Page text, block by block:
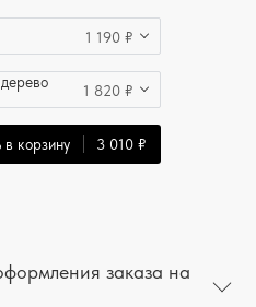
1 190 ₽
1 820 ₽
корзину 3 010 ₽
заказа на